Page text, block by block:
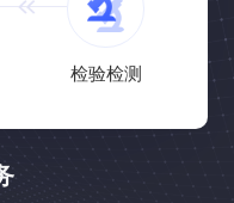
检验检测